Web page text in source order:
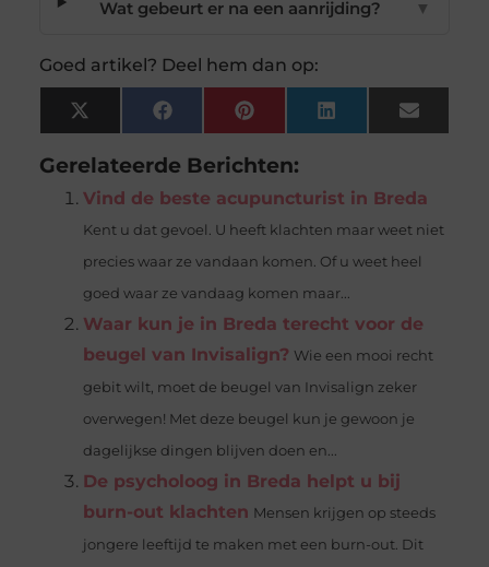
Wat gebeurt er na een aanrijding? ▼
Goed artikel? Deel hem dan op:
X
(Twitter)
FacebookPinterest LinkedIn Email
Gerelateerde Berichten:
Vind de beste acupuncturist in Breda
Kent u dat gevoel. U heeft klachten maar weet niet
precies waar ze vandaan komen. Of u weet heel
goed waar ze vandaag komen maar...
Waar kun je in Breda terecht voor de
beugel van Invisalign? Wie een mooi recht
gebit wilt, moet de beugel van Invisalign zeker
overwegen! Met deze beugel kun je gewoon je
dagelijkse dingen blijven doen en...
De psycholoog in Breda helpt u bij
burn-out klachten Mensen krijgen op steeds
jongere leeftijd te maken met een burn-out. Dit